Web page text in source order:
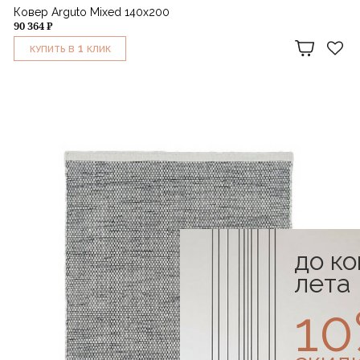
Ковер Arguto Mixed 140х200
90 364 ₽
КУПИТЬ В 1 КЛИК
до
лета